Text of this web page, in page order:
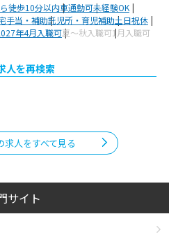
徒歩10分以内車通勤可未経験OK
手当・補助託児所・育児補助土日祝休
年4月入職可夏～秋入職可1月入職可
人を再検索
求人をすべて見る
サイト